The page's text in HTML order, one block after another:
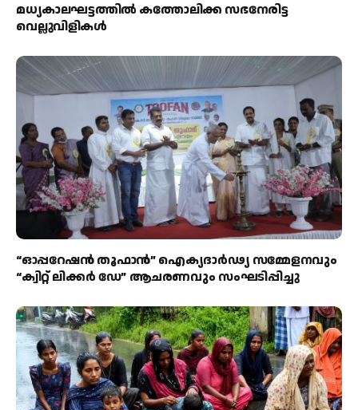
മധ്യകാലഘട്ടത്തില്‍ കത്തോലിക്ക സഭനേരിട്ട
വെല്ലുവിളികള്‍
“ഓപ്പറേഷൻ തൂഫാൻ” ഐക്യദാർഢ്യ സമ്മേളനവും
“ക്വിറ്റ് ലിക്കർ ഡേ” ആചരണവും സംഘടിപ്പിച്ചു